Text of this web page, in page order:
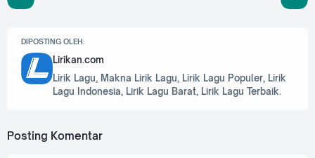
DIPOSTING OLEH:
Lirikan.com
Lirik Lagu, Makna Lirik Lagu, Lirik Lagu Populer, Lirik
Lagu Indonesia, Lirik Lagu Barat, Lirik Lagu Terbaik.
Posting Komentar